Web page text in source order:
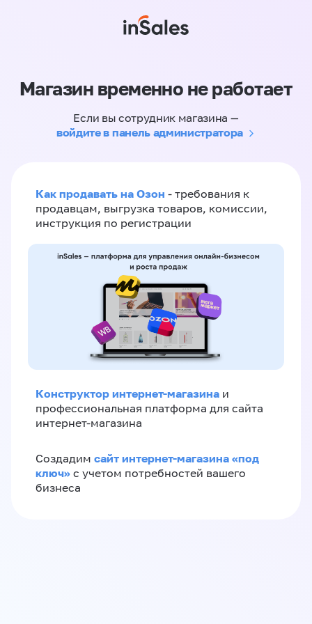
Магазин временно не работает
Если вы сотрудник магазина —
войдите в панель администратора
Как продавать на Озон - требования к
продавцам, выгрузка товаров, комиссии,
инструкция по регистрации
Конструктор интернет-магазина и
профессиональная платформа для сайта
интернет-магазина
Создадим сайт интернет-магазина «под
ключ» с учетом потребностей вашего
бизнеса